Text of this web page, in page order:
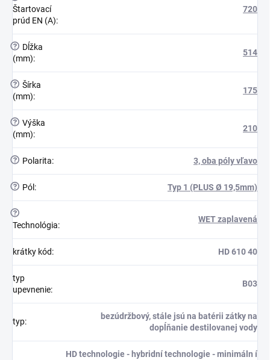
Štartovací
prúd EN (A):
720
?
Dĺžka
(mm):
514
? Šírka
(mm):
175
? Výška
(mm):
210
? Polarita: 3, oba póly vľavo
? Pól : Typ 1 (PLUS Ø 19,5mm)
?
Technológia:
WET zaplavená
krátky kód: HD 610 40
typ
upevnenie:
B03
typ:
bezúdržbový, stále jsú na batérii zátky na
dopĺňanie destilovanej vody
HD technologie - hybridní technologie - minimáln í